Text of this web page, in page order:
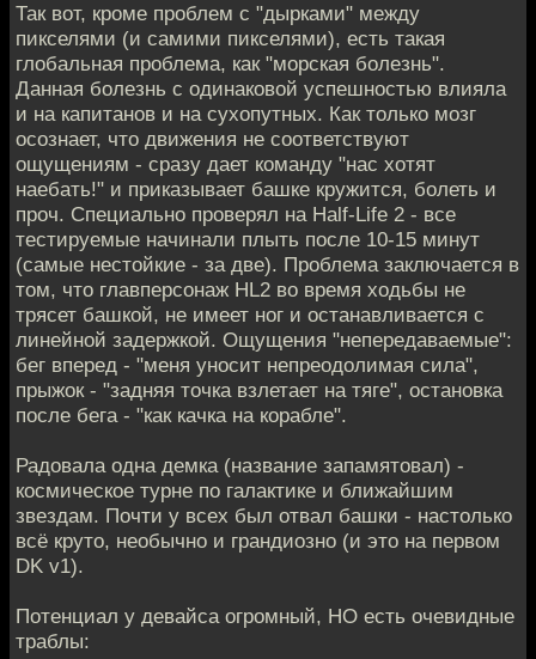
Так вот, кроме проблем с "дырками" между
пикселями (и самими пикселями), есть такая
глобальная проблема, как "морская болезнь".
Данная болезнь с одинаковой успешностью влияла
и на капитанов и на сухопутных. Как только мозг
осознает, что движения не соответствуют
ощущениям - сразу дает команду "нас хотят
наебать!" и приказывает башке кружится, болеть и
проч. Специально проверял на Half-Life 2 - все
тестируемые начинали плыть после 10-15 минут
(самые нестойкие - за две). Проблема заключается в
том, что главперсонаж HL2 во время ходьбы не
трясет башкой, не имеет ног и останавливается с
линейной задержкой. Ощущения "непередаваемые":
бег вперед - "меня уносит непреодолимая сила",
прыжок - "задняя точка взлетает на тяге", остановка
после бега - "как качка на корабле".
Радовала одна демка (название запамятовал) -
космическое турне по галактике и ближайшим
звездам. Почти у всех был отвал башки - настолько
всё круто, необычно и грандиозно (и это на первом
DK v1).
Потенциал у девайса огромный, НО есть очевидные
траблы: